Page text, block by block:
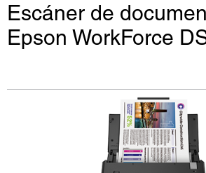
Escáner de
Epson WorkForce